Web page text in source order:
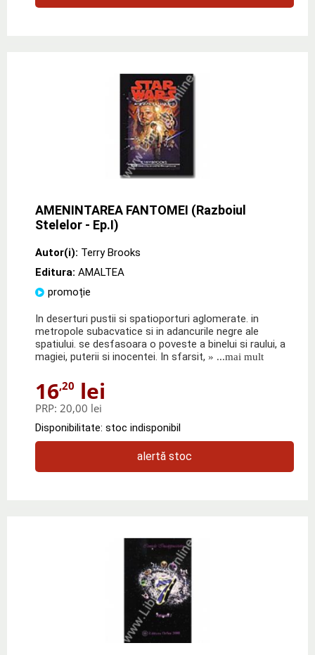
AMENINTAREA FANTOMEI (Razboiul
Stelelor - Ep.I)
Autor(i): Terry Brooks
Editura: AMALTEA
promoție
In deserturi pustii si spatioporturi aglomerate. in
metropole subacvatice si in adancurile negre ale
spatiului. se desfasoara o poveste a binelui si raului, a
magiei, puterii si inocentei. In sfarsit, » ...mai mult
16,20 lei
PRP: 20,00 lei
Disponibilitate: stoc indisponibil
alertă stoc